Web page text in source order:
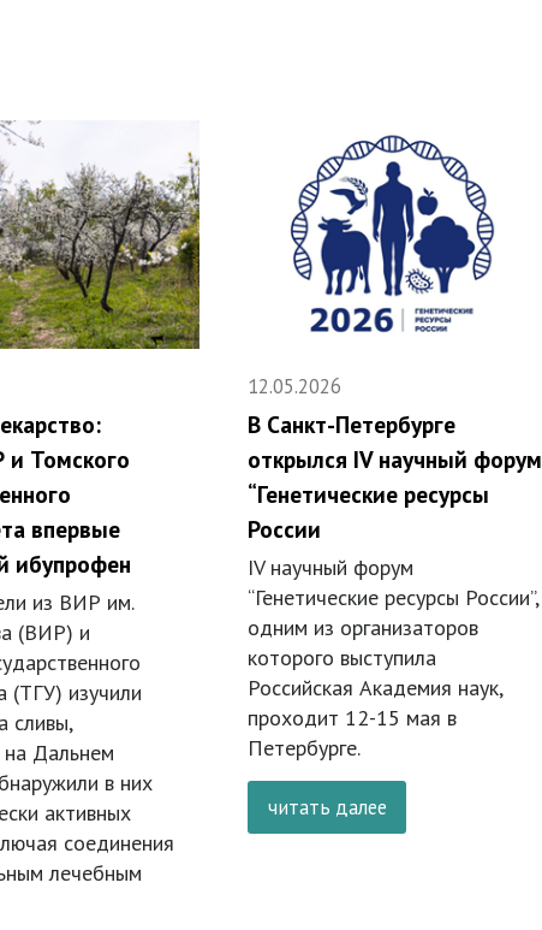
и Томского
впервые
ибупрофен
из ВИР им.
(ВИР) и
(ТГУ) изучили
сливы,
Дальнем
в них
активных
соединения
лечебным
12.05.2026
В Санкт-Петербурге
открылся IV научный форум
“Генетические ресурсы
России
IV научный форум
“Генетические ресурсы России”,
одним из организаторов
которого выступила
Российская Академия наук,
проходит 12-15 мая в
Петербурге.
читать далее